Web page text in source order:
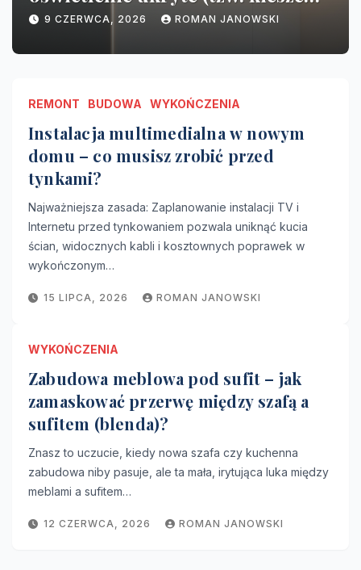
tynkami?
2026 ROMAN JANOWSKI
REMONT BUDOWA WYKOŃCZENIA
Instalacja multimedialna w nowym
domu – co musisz zrobić przed
tynkami?
Najważniejsza zasada: Zaplanowanie instalacji TV i
Internetu przed tynkowaniem pozwala uniknąć kucia
ścian, widocznych kabli i kosztownych poprawek w
wykończonym…
15 LIPCA, 2026 ROMAN JANOWSKI
WYKOŃCZENIA
Zabudowa meblowa pod sufit – jak
zamaskować przerwę między szafą a
sufitem (blenda)?
Znasz to uczucie, kiedy nowa szafa czy kuchenna
zabudowa niby pasuje, ale ta mała, irytująca luka między
meblami a sufitem…
12 CZERWCA, 2026 ROMAN JANOWSKI